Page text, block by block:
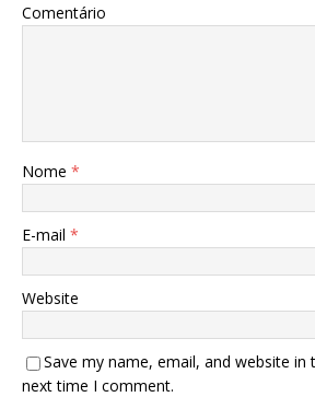
Comentário
Nome *
E-mail *
Website
Save my name, email, and website
next time I comment.